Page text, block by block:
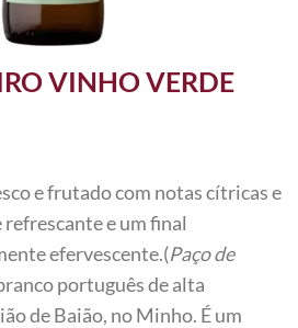
VINHO VERDE
e frutado com notas cítricas e
e um final
efervescente.(Paço de
português de alta
de Baião, no Minho. É um